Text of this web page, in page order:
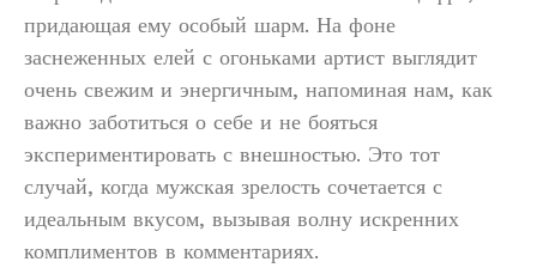
придающая ему особый шарм. На фоне
заснеженных елей с огоньками артист выглядит
очень свежим и энергичным, напоминая нам, как
важно заботиться о себе и не бояться
экспериментировать с внешностью. Это тот
случай, когда мужская зрелость сочетается с
идеальным вкусом, вызывая волну искренних
комплиментов в комментариях.